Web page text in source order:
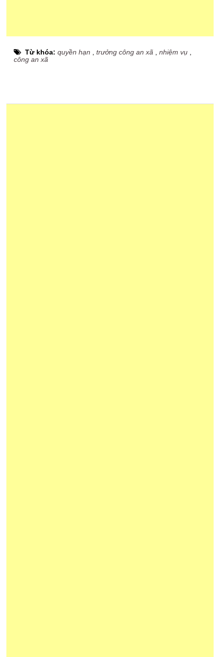
Từ khóa:quyền hạn ,trưởng công an xã ,nhiệm vụ
công an xã